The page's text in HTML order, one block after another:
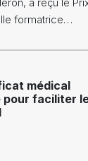
formatrice…
médical
pour faciliter